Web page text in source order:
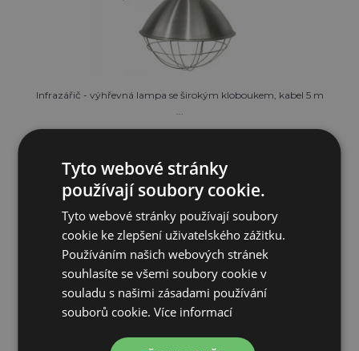
Infrazářič - výhřevná lampa se širokým kloboukem, kabel 5 m
648 Kč
SKLADEM
PŘIDAT DO KOŠÍKU
Tyto webové stránky
používají soubory cookie.
Tyto webové stránky používají soubory
cookie ke zlepšení uživatelského zážitku.
Používáním našich webových stránek
souhlasíte se všemi soubory cookie v
souladu s našimi zásadami používání
souborů cookie.Více informací